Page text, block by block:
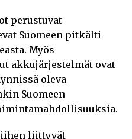
perustuvat
Suomeen pitkälti
Myös
akkujärjestelmät ovat
oleva
Suomeen
liittyvät